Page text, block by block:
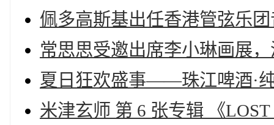
佩多高斯基出任香港管弦乐
常思思受邀出席李小琳画展
夏日狂欢盛事——珠江啤酒·
米津玄师 第 6 张专辑 《